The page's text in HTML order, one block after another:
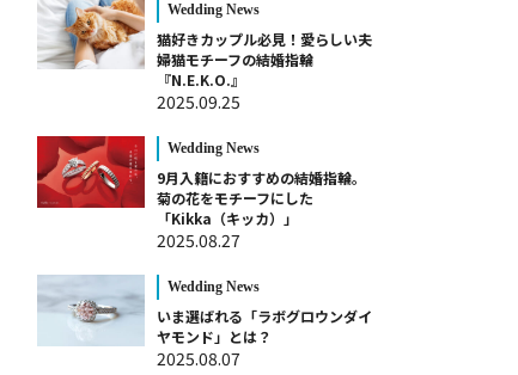
Wedding News
猫好きカップル必見！愛らしい夫
婦猫モチーフの結婚指輪
『N.E.K.O.』
2025.09.25
Wedding News
9月入籍におすすめの結婚指輪。
菊の花をモチーフにした
「Kikka（キッカ）」
2025.08.27
Wedding News
いま選ばれる「ラボグロウンダイ
ヤモンド」とは？
2025.08.07